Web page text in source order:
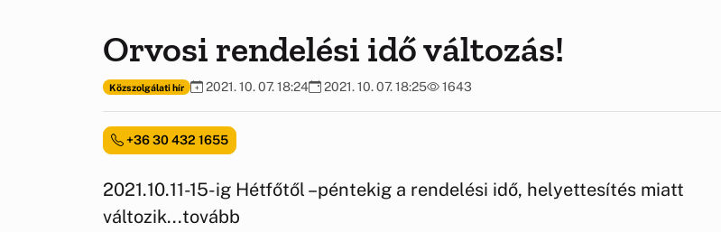
Orvosi rendelési idő változás!
Közszolgálati hír 2021. 10. 07. 18:24 2021. 10. 07. 18:25 1643
+36 30 432 1655
2021.10.11-15-ig Hétfőtől –péntekig a rendelési idő, helyettesítés miatt
változik...tovább